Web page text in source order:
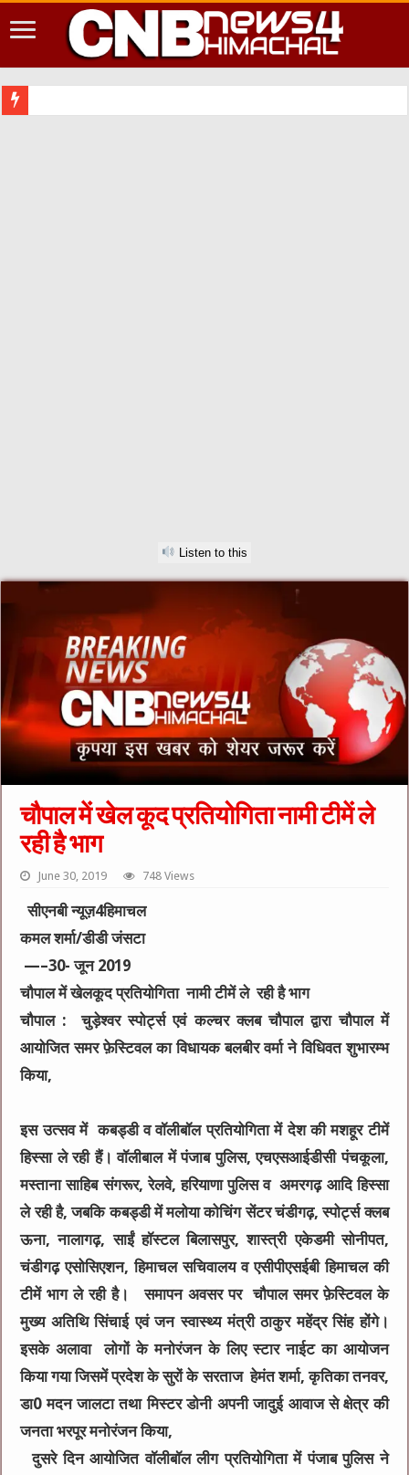
Listen to this
चौपाल में खेल कूद प्रतियोगिता नामी टीमें ले
रही है भाग
June 30, 2019 748 Views
सीएनबी न्यूज़4हिमाचल
कमल शर्मा/डीडी जंसटा
—–30- जून 2019
चौपाल में खेलकूद प्रतियोगिता नामी टीमें ले रही है भाग
चौपाल : चुड़ेश्वर स्पोर्ट्स एवं कल्चर क्लब चौपाल द्वारा चौपाल में
आयोजित समर फ़ेस्टिवल का विधायक बलबीर वर्मा ने विधिवत शुभारम्भ
किया,
इस उत्सव में कबड्डी व वॉलीबॉल प्रतियोगिता में देश की मशहूर टीमें
हिस्सा ले रही हैं। वॉलीबाल में पंजाब पुलिस, एचएसआईडीसी पंचकूला,
मस्ताना साहिब संगरूर, रेलवे, हरियाणा पुलिस व अमरगढ़ आदि हिस्सा
ले रही है, जबकि कबड्डी में मलोया कोचिंग सेंटर चंडीगढ़, स्पोर्ट्स क्लब
ऊना, नालागढ़, साईं हॉस्टल बिलासपुर, शास्त्री एकेडमी सोनीपत,
चंडीगढ़ एसोसिएशन, हिमाचल सचिवालय व एसीपीएसईबी हिमाचल की
टीमें भाग ले रही है। समापन अवसर पर चौपाल समर फ़ेस्टिवल के
मुख्य अतिथि सिंचाई एवं जन स्वास्थ्य मंत्री ठाकुर महेंद्र सिंह होंगे।
इसके अलावा लोगों के मनोरंजन के लिए स्टार नाईट का आयोजन
किया गया जिसमें प्रदेश के सुरों के सरताज हेमंत शर्मा, कृतिका तनवर,
डा0 मदन जालटा तथा मिस्टर डोनी अपनी जादुई आवाज से क्षेत्र की
जनता भरपूर मनोरंजन किया,
दुसरे दिन आयोजित वॉलीबॉल लीग प्रतियोगिता में पंजाब पुलिस ने